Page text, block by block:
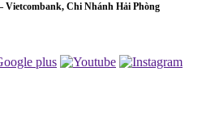
Vietcombank, Chi Nhánh Hải Phòng